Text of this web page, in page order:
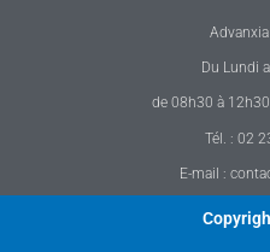
Du Lundi
de 08h30 à
Tél. : 02
E-mail :